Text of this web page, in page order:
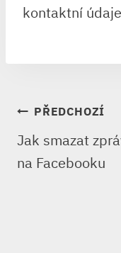
kontaktní
PRO
PŘEDCHOZÍ
Jak smazat
na Facebooku